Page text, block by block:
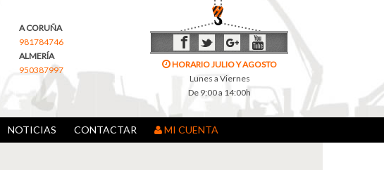
A CORUÑA
981784746
ALMERÍA
950387997
HORARIO JULIO Y AGOSTO
Lunes a Viernes
De 9:00 a 14:00h
NOTICIAS CONTACTAR MI CUENTA